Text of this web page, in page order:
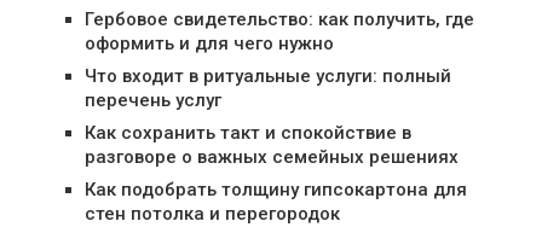
Гербовое свидетельство: как получить, где
оформить и для чего нужно
Что входит в ритуальные услуги: полный
перечень услуг
Как сохранить такт и спокойствие в
разговоре о важных семейных решениях
Как подобрать толщину гипсокартона для
стен потолка и перегородок